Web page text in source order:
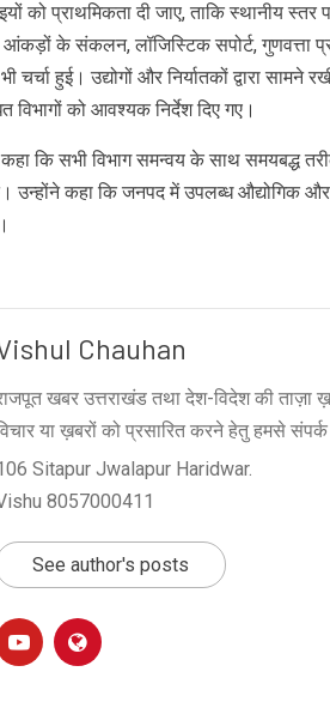
को प्राथमिकता दी जाए, ताकि स्थानीय स्तर
के संकलन, लॉजिस्टिक सपोर्ट, गुणवत्ता
चर्चा हुई। उद्योगों और निर्यातकों द्वारा
को आवश्यक निर्देश दिए गए।
कहा कि सभी विभाग समन्वय के साथ समयबद्ध
उन्होंने कहा कि जनपद में उपलब्ध औद्योगिक और
Chauhan
खबर उत्तराखंड तथा देश-विदेश की ताज़ा
या ख़बरों को प्रसारित करने हेतु हमसे
Sitapur Jwalapur Haridwar.
8057000411
See author's posts